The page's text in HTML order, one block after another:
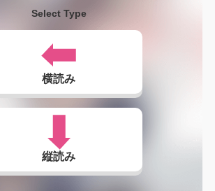
Select Type
横読み
縦読み